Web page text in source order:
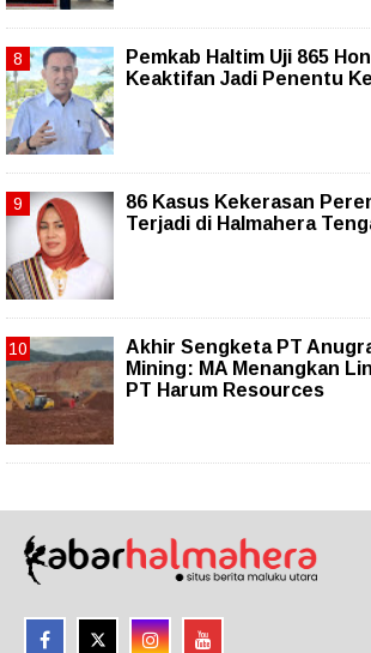
Pemkab Haltim Uji 865
Keaktifan Jadi Penentu
86 Kasus Kekerasan
Terjadi di Halmahera
Akhir Sengketa PT
Mining: MA Menangkan
PT Harum Resources